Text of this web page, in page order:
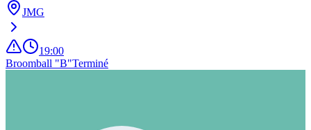
JMG
19:00
Broomball "B"Terminé